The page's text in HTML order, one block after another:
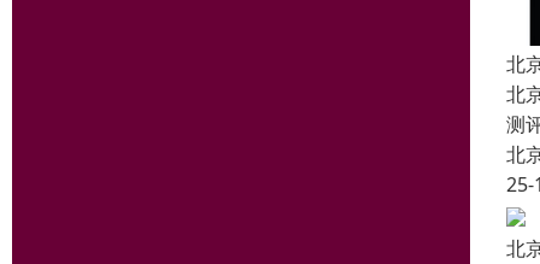
北
北
测
北
25-
北